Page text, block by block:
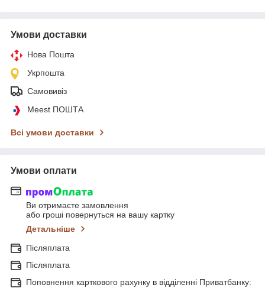
Умови доставки
Нова Пошта
Укрпошта
Самовивіз
Meest ПОШТА
Всі умови доставки
Умови оплати
Ви отримаєте замовлення
або гроші повернуться на вашу картку
Детальніше
Післяплата
Післяплата
Поповнення карткового рахунку в відділенні Приватбанку: